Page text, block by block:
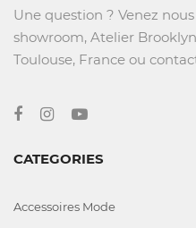
Une question ? Venez
showroom, Atelier
Toulouse, France ou
CATEGORIES
Accessoires Mode